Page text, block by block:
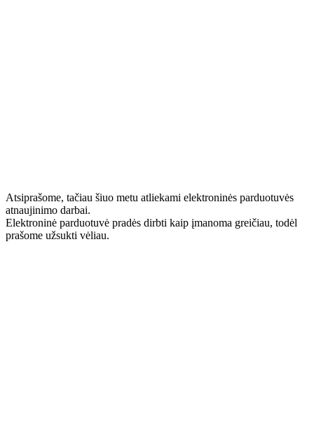
Atsiprašome, tačiau šiuo metu atliekami elektroninės parduotuvės
atnaujinimo darbai.
Elektroninė parduotuvė pradės dirbti kaip įmanoma greičiau, todėl
prašome užsukti vėliau.